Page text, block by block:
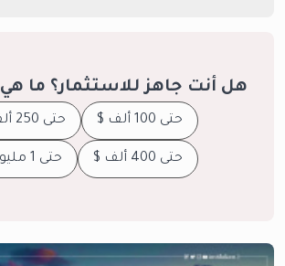
هل أنت جاهز للاستثمار؟ ما هي
حتى 100 ألف $ حتى 250 ألف $
حتى 400 ألف $ حتى 1 مليون $